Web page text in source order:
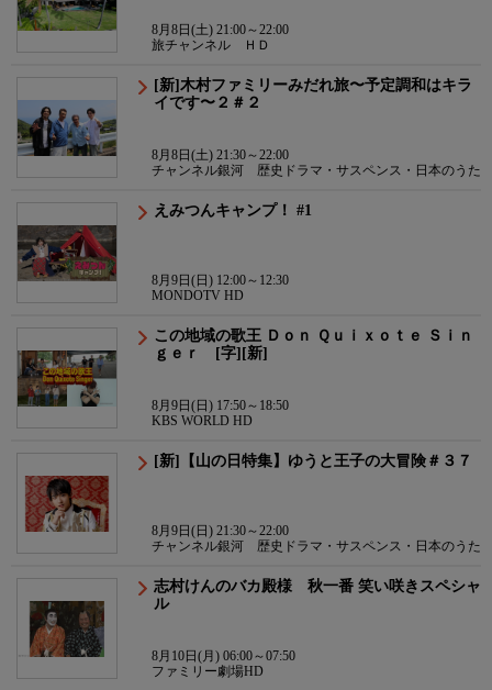
8月8日(土) 21:00～22:00
旅チャンネル ＨＤ
[新]木村ファミリーみだれ旅〜予定調和はキラ
イです〜２＃２
8月8日(土) 21:30～22:00
チャンネル銀河 歴史ドラマ・サスペンス・日本のうた
えみつんキャンプ！ #1
8月9日(日) 12:00～12:30
MONDOTV HD
この地域の歌王 Ｄｏｎ Ｑｕｉｘｏｔｅ Ｓｉｎ
ｇｅｒ [字][新]
8月9日(日) 17:50～18:50
KBS WORLD HD
[新]【山の日特集】ゆうと王子の大冒険＃３７
8月9日(日) 21:30～22:00
チャンネル銀河 歴史ドラマ・サスペンス・日本のうた
志村けんのバカ殿様 秋一番 笑い咲きスペシャ
ル
8月10日(月) 06:00～07:50
ファミリー劇場HD